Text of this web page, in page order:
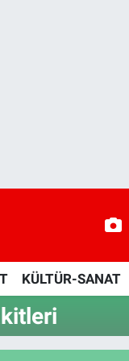
KÜLTÜR-SANAT